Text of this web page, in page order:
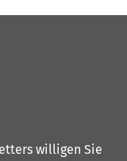
willigen Sie